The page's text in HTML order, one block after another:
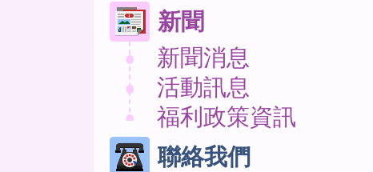
新聞
新聞消息
活動訊息
福利政策資訊
聯絡我們